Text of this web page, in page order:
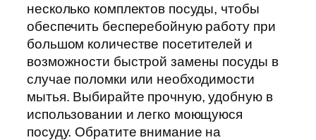
несколько комплектов посуды, чтобы
обеспечить бесперебойную работу при
большом количестве посетителей и
возможности быстрой замены посуды в
случае поломки или необходимости
мытья. Выбирайте прочную, удобную в
использовании и легко моющуюся
посуду. Обратите внимание на